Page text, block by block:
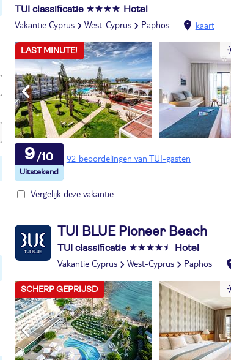
TUI classificatie Hotel
Vakantie Cyprus West-Cyprus Paphos kaart
LAST MINUTE!
92 beoordelingen van TUI-gasten
9
Vergelijk deze vakantie
TUI BLUE Pioneer Beach
TUI classificatie Hotel
Vakantie Cyprus West-Cyprus Paphos
SCHERP GEPRIJSD